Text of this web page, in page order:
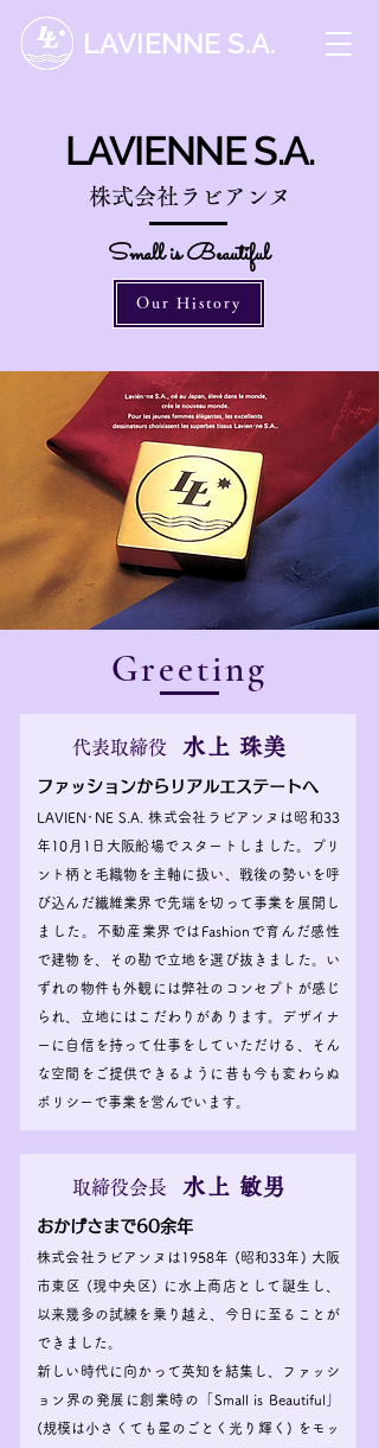
LAVIENNE S.A.
LAVIENNE S.A.
株式会社ラビアンヌ
​Small is Beautiful
Our History
Greeting
代表取締役 水上 珠美
​ファッションからリアルエステートへ
LAVIEN･NE S.A. 株式会社ラビアンヌは昭和33
年10月1日大阪船場でスタートしました。プリ
ント柄と毛織物を主軸に扱い、戦後の勢いを呼
び込んだ繊維業界で先端を切って事業を展開し
ました。不動産業界ではFashionで育んだ感性
で建物を、その勘で立地を選び抜きました。い
ずれの物件も外観には弊社のコンセプトが感じ
られ、立地にはこだわりがあります。デザイナ
ーに自信を持って仕事をしていただける、そん
な空間をご提供できるように昔も今も変わらぬ
ポリシーで事業を営んでいます。
取締役会長 水上 敏男
​おかげさまで60余年
株式会社ラビアンヌは1958年 (昭和33年) 大阪
市東区 (現中央区) に水上商店として誕生し、
以来幾多の試練を乗り越え、今日に至ることが
できました。
新しい時代に向かって英知を結集し、ファッシ
ョン界の発展に創業時の「Small is Beautiful」
(規模は小さくても星のごとく光り輝く) をモッ